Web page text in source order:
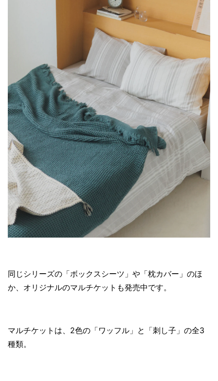
同じシリーズの「ボックスシーツ」や「枕カバー」のほ
か、オリジナルのマルチケットも発売中です。
マルチケットは、2色の「ワッフル」と「刺し子」の全3
種類。